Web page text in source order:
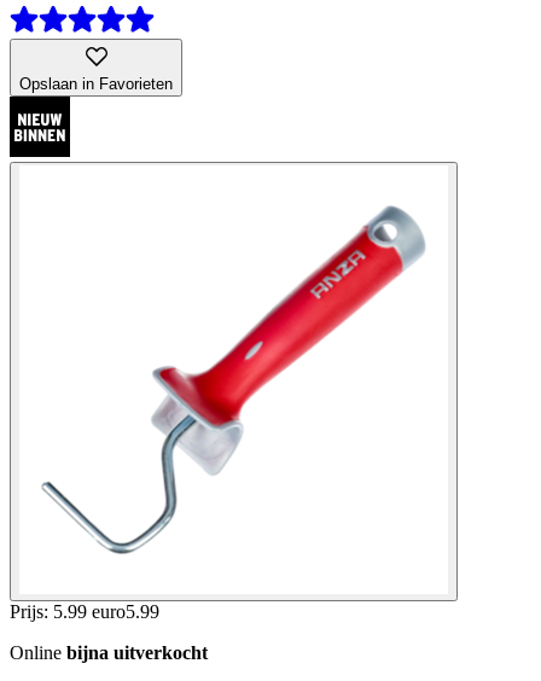
Opslaan in Favorieten
Prijs: 5.99 euro5.99
Online bijna uitverkocht